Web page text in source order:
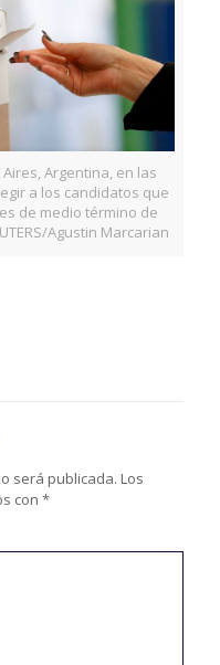
Argentina, en las
a los candidatos que
de medio término de
Agustin Marcarian
será publicada. Los
con *